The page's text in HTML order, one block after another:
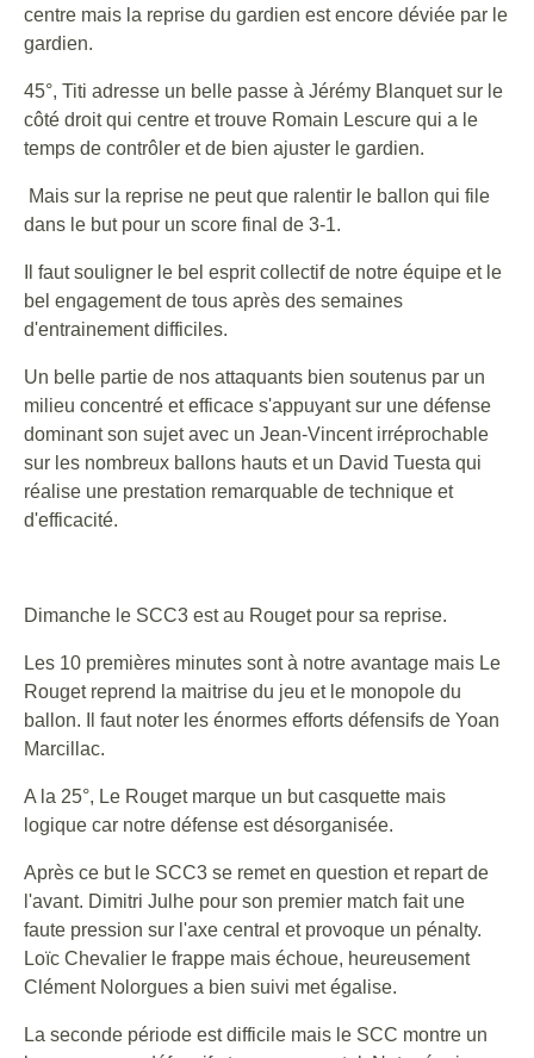
centre mais la reprise du gardien est encore déviée par le
gardien.
45°, Titi adresse un belle passe à Jérémy Blanquet sur le
côté droit qui centre et trouve Romain Lescure qui a le
temps de contrôler et de bien ajuster le gardien.
Mais sur la reprise ne peut que ralentir le ballon qui file
dans le but pour un score final de 3-1.
Il faut souligner le bel esprit collectif de notre équipe et le
bel engagement de tous après des semaines
d'entrainement difficiles.
Un belle partie de nos attaquants bien soutenus par un
milieu concentré et efficace s'appuyant sur une défense
dominant son sujet avec un Jean-Vincent irréprochable
sur les nombreux ballons hauts et un David Tuesta qui
réalise une prestation remarquable de technique et
d'efficacité.
Dimanche le SCC3 est au Rouget pour sa reprise.
Les 10 premières minutes sont à notre avantage mais Le
Rouget reprend la maitrise du jeu et le monopole du
ballon. Il faut noter les énormes efforts défensifs de Yoan
Marcillac.
A la 25°, Le Rouget marque un but casquette mais
logique car notre défense est désorganisée.
Après ce but le SCC3 se remet en question et repart de
l'avant. Dimitri Julhe pour son premier match fait une
faute pression sur l'axe central et provoque un pénalty.
Loïc Chevalier le frappe mais échoue, heureusement
Clément Nolorgues a bien suivi met égalise.
La seconde période est difficile mais le SCC montre un